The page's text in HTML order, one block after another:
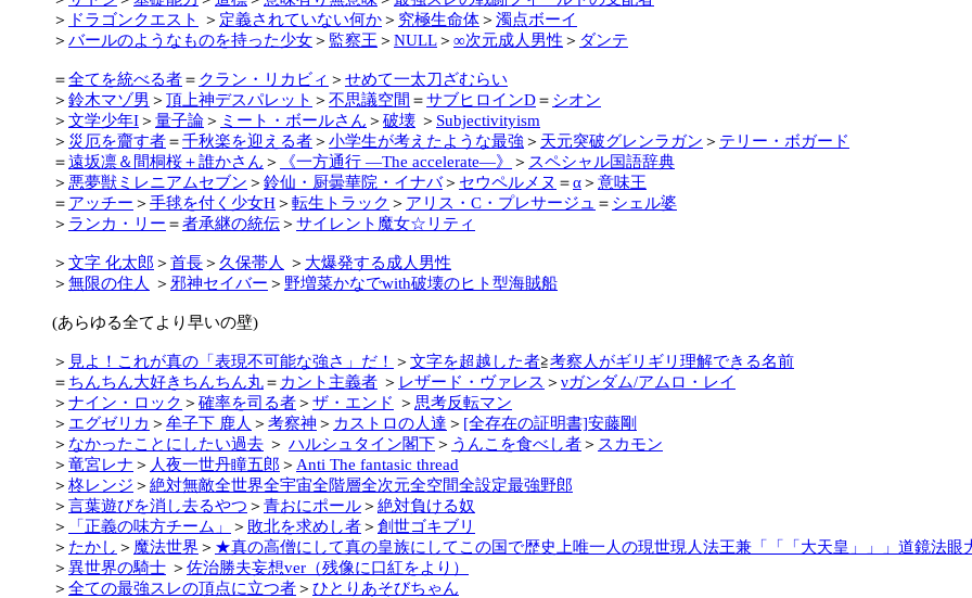
＞ ドラゴンクエスト ＞ 定義されていない何か＞ 究極生命体＞ 濁点ボーイ
＞ バールのようなものを持った少女＞ 監察王 ＞ NULL＞ ∞次元成人男性 ＞ ダンテ
＝全てを統べる者＝ クラン・リカビィ ＞ せめて一太刀ざむらい
＞ 鈴木マゾ男 ＞ 頂上神デスパレット ＞ 不思議空間 ＝サブヒロインD＝ シオン
＞ 文学少年I＞ 量子論＞ ミート・ボールさん ＞ 破壊 ＞ Subjectivityism
＞ 災厄を齎す者＝千秋楽を迎える者＞ 小学生が考えたような最強 ＞ 天元突破グレンラガン ＞ テリー・ボガード
＝遠坂凛＆間桐桜＋誰かさん ＞ 《一方通行 ―The accelerate―》 ＞ スペシャル国語辞典
＞ 悪夢獣ミレニアムセブン ＞ 鈴仙・厨曇華院・イナバ＞ セウペルメヌ ＝α＞ 意味王
＝ アッチー ＞ 手毬を付く少女H＞ 転生トラック ＞ アリス・C・プレサージュ ＝ シェル婆
＞ ランカ・リー ＝者承継の統伝＞ サイレント魔女☆リティ
＞ 文字 化太郎 ＞ 首長＞ 久保帯人 ＞ 大爆発する成人男性
＞ 無限の住人 ＞ 邪神セイバー ＞ 野増菜かなでwith破壊のヒト型海賊船
(あらゆる全てより早いの壁)
＞ 見よ！これが真の「表現不可能な強さ」だ！ ＞ 文字を超越した者≧考察人がギリギリ理解できる名前
＝ ちんちん大好きちんちん丸＝ カント主義者 ＞ レザード・ヴァレス ＞ νガンダム/アムロ・レイ
＞ ナイン・ロック ＞ 確率を司る者＞ ザ・エンド ＞ 思考反転マン
＞ エグゼリカ ＞ 牟子下 鹿人 ＞ 考察神 ＞ カストロの人達 ＞ [全存在の証明書]安藤剛
＞ なかったことにしたい過去 ＞ ハルシュタイン閣下＞ うんこを食べし者＞ スカモン
＞ 竜宮レナ ＞ 人夜一世丹瞳五郎 ＞ Anti The fantasic thread
＞ 柊レンジ ＞ 絶対無敵全世界全宇宙全階層全次元全空間全設定最強野郎
＞ 言葉遊びを消し去るやつ ＞ 青おにポール＞ 絶対負ける奴
＞
「正義の味方チーム」 ＞ 敗北を求めし者＞ 創世ゴキブリ
＞ たかし ＞ 魔法世界 ＞ ★真の高僧にして真の皇族にしてこの国で歴史上唯一人の現世現人法王兼「「「大天皇」」」道鏡法
＞ 異世界の騎士 ＞ 佐治勝夫妄想ver（残像に口紅をより）
＞ 全ての最強スレの頂点に立つ者＞ ひとりあそびちゃん